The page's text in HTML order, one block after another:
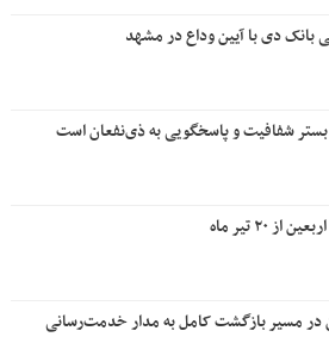
بانک دی با آیین وداع در مشهد
شفافیت و پاسخگویی به ذی‌نفعان است
۲۰ تیر ماه
در مسیر بازگشت کامل به مدار خدمت‌رسانی